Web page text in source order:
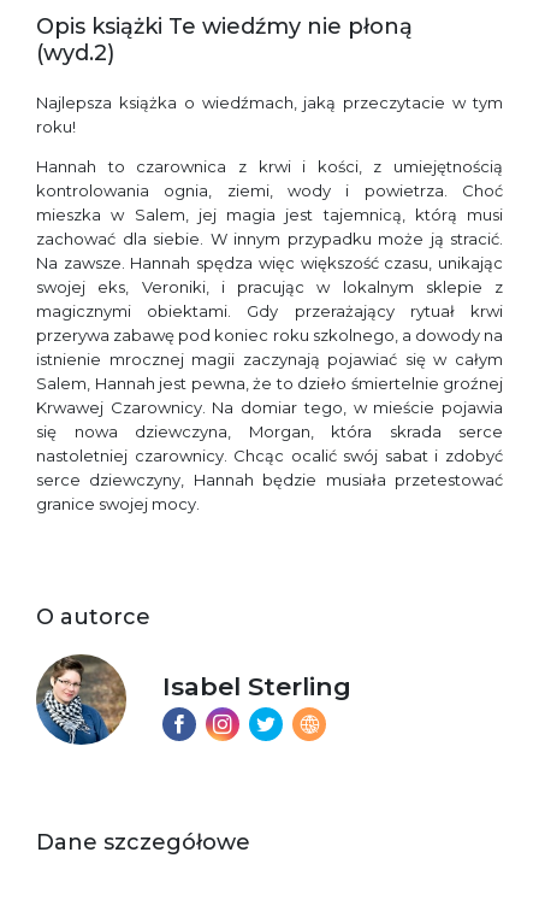
Opis książki Te wiedźmy nie płoną
(wyd.2)
Najlepsza książka o wiedźmach, jaką przeczytacie w tym
roku!
Hannah to czarownica z krwi i kości, z umiejętnością
kontrolowania ognia, ziemi, wody i powietrza. Choć
mieszka w Salem, jej magia jest tajemnicą, którą musi
zachować dla siebie. W innym przypadku może ją stracić.
Na zawsze. Hannah spędza więc większość czasu, unikając
swojej eks, Veroniki, i pracując w lokalnym sklepie z
magicznymi obiektami. Gdy przerażający rytuał krwi
przerywa zabawę pod koniec roku szkolnego, a dowody na
istnienie mrocznej magii zaczynają pojawiać się w całym
Salem, Hannah jest pewna, że to dzieło śmiertelnie groźnej
Krwawej Czarownicy. Na domiar tego, w mieście pojawia
się nowa dziewczyna, Morgan, która skrada serce
nastoletniej czarownicy. Chcąc ocalić swój sabat i zdobyć
serce dziewczyny, Hannah będzie musiała przetestować
granice swojej mocy.
O autorce
Isabel Sterling
Dane szczegółowe